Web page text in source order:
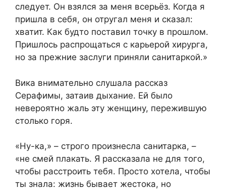
следует. Он взялся за меня всерьёз. Когда я
пришла в себя, он отругал меня и сказал:
хватит. Как будто поставил точку в прошлом.
Пришлось распрощаться с карьерой хирурга,
но за прежние заслуги приняли санитаркой.»
Вика внимательно слушала рассказ
Серафимы, затаив дыхание. Ей было
невероятно жаль эту женщину, пережившую
столько горя.
«Ну-ка,» – строго произнесла санитарка, –
«не смей плакать. Я рассказала не для того,
чтобы расстроить тебя. Просто хотела, чтобы
ты знала: жизнь бывает жестока, но